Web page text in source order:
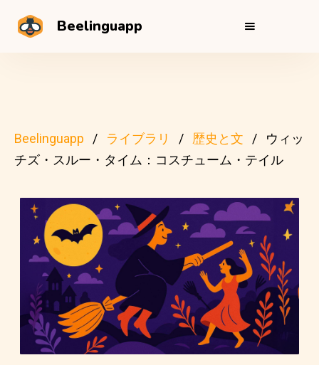
Beelinguapp
Beelinguapp ライブラリ 歴史と文
ウィッ
チズ・スルー・タイム：コスチューム・テイル